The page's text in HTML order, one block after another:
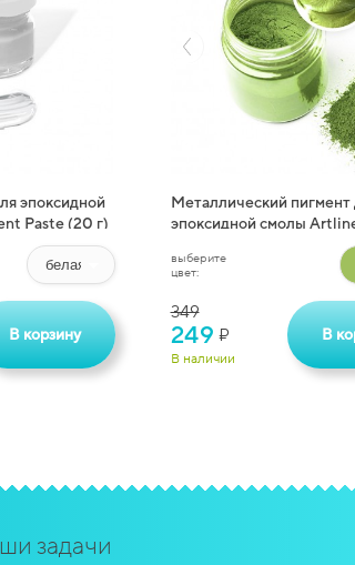
эпоксидной
Paste (20 г)
В корзину
Металлический пигмент
эпоксидной смолы
выберите
цвет:
349
249 ₽
В наличии
В
задачи